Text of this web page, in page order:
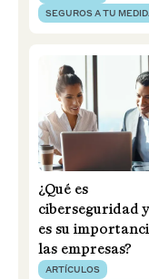
SEGUROS A TU
¿Qué es
ciberseguridad
es su
las empresas?
ARTÍCULOS